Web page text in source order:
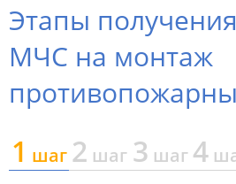
Этапы
МЧС на монтаж
1 шаг 2 шаг 3 шаг 4